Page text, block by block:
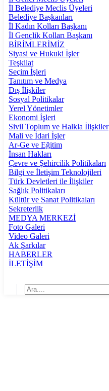
İl Belediye Meclis Üyeleri
Belediye Başkanları
İl Kadın Kolları Başkanı
İl Gençlik Kolları Başkanı
BİRİMLERİMİZ
Siyasi ve Hukuki İşler
Teşkilat
Seçim İşleri
Tanıtım ve Medya
Dış İlişkiler
Sosyal Politikalar
Yerel Yönetimler
Ekonomi İşleri
Sivil Toplum ve Halkla İlişkiler
Mali ve İdari İşler
Ar-Ge ve Eğitim
İnsan Hakları
Çevre ve Şehircilik Politikaları
Bilgi ve İletişim Teknolojileri
Türk Devletleri ile İlişkiler
Sağlık Politikaları
Kültür ve Sanat Politikaları
Sekreterlik
MEDYA MERKEZİ
Foto Galeri
Video Galeri
Ak Şarkılar
HABERLER
İLETİŞİM